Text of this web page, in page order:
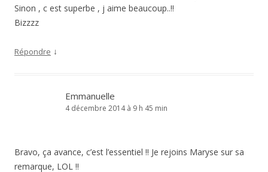
Sinon , c est superbe , j aime beaucoup..!!
Bizzzz
Répondre ↓
Emmanuelle
4 décembre 2014 à 9 h 45 min
Bravo, ça avance, c’est l’essentiel !! Je rejoins Maryse sur sa
remarque, LOL !!